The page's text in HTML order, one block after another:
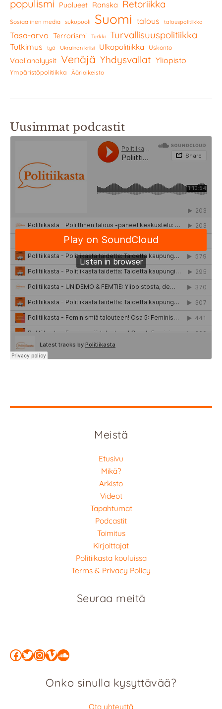
populismi Puolueet Ranska Retoriikka
Sosiaalinen media sukupuoli Suomi talous talouspolitiikka
Tasa-arvo Terrorismi Turkki Turvallisuuspolitiikka
Tutkimus työ Ukrainan kriisi Ulkopolitiikka Uskonto
Vaalianalyysit Venäjä Yhdysvallat Yliopisto
Ympäristöpolitiikka Äärioikeisto
Uusimmat podcastit
Meistä
Etusivu
Mikä?
Arkisto
Videot
Tapahtumat
Podcastit
Toimitus
Kirjoittajat
Politiikasta kouluissa
Terms & Privacy Policy
Seuraa meitä
Facebook
Twitter
Instagram
Vimeo
SoundCloud
Onko sinulla kysyttävää?
Ota yhteyttä